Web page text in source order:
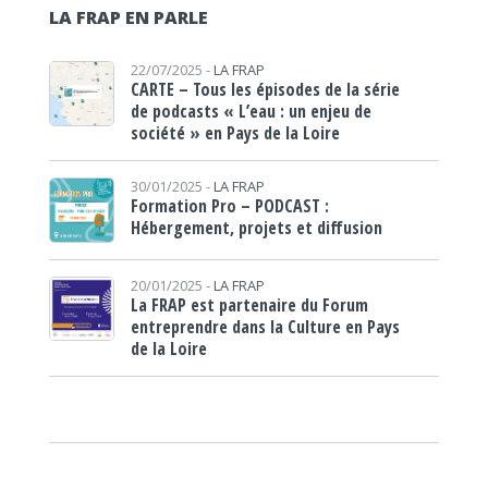
LA FRAP EN PARLE
22/07/2025 - LA FRAP
CARTE – Tous les épisodes de la série
de podcasts « L’eau : un enjeu de
société » en Pays de la Loire
30/01/2025 - LA FRAP
Formation Pro – PODCAST :
Hébergement, projets et diffusion
20/01/2025 - LA FRAP
La FRAP est partenaire du Forum
entreprendre dans la Culture en Pays
de la Loire